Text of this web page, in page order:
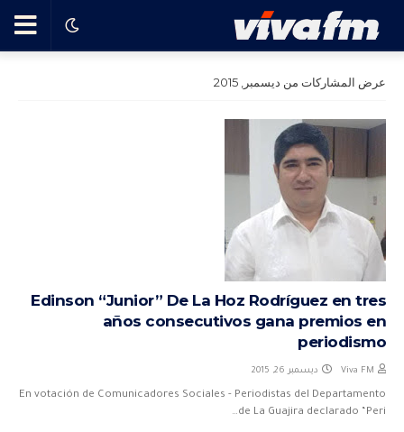
عرض المشاركات من ديسمبر, 2015
Edinson “Junior” De La Hoz Rodríguez en tres
años consecutivos gana premios en
periodismo
Viva FM ديسمبر 26, 2015
En votación de Comunicadores Sociales - Periodistas del Departamento
de La Guajira declarado “Peri…